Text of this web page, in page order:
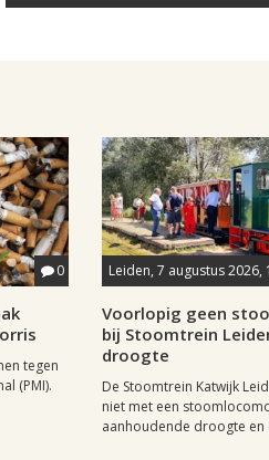
0
tegen
(PMI).
Leiden, 7 augustus 2026,
Voorlopig geen
bij Stoomtrein
droogte
De Stoomtrein Katwijk
niet met een
aanhoudende droogte en